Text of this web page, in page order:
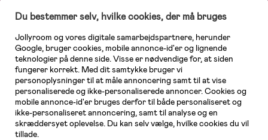
barnevogne, autostole, børne- og babytøj, produkter til gravide og ammende
mødre, indretning og inspiration, legetøj, babyudstyr og meget mere. Vi
tilbyder produkter fra velkendte varemærker som Britax, Maxi-Cosi, Baby
Jogger, BabyBjörn, Didriksons, KidKraft, Ergobaby, Phillips Avent, Neonate,
Cybex, LEGO og mange flere. Kort sagt - et kæmpe sortiment venter på dig!
Du bestemmer selv, hvilke cookies, der må bruges
Jollyroom og vores digitale samarbejdspartnere, herunder
Google, bruger cookies, mobile annonce-id'er og lignende
teknologier på denne side. Visse er nødvendige for, at siden
fungerer korrekt. Med dit samtykke bruger vi
personoplysninger til at måle annoncering samt til at vise
personaliserede og ikke-personaliserede annoncer. Cookies og
mobile annonce-id'er bruges derfor til både personaliseret og
ikke-personaliseret annoncering, samt til analyse og en
skræddersyet oplevelse. Du kan selv vælge, hvilke cookies du vil
tillade.